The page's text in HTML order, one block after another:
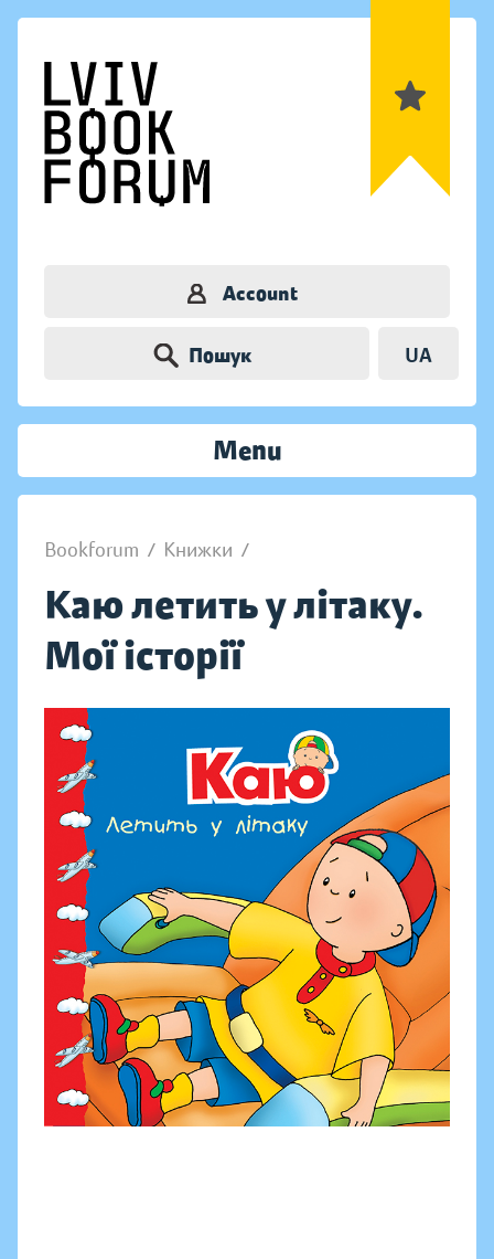
Account
Пошук UA
Menu
Bookforum / Книжки /
Каю летить у літаку.
Мої історії